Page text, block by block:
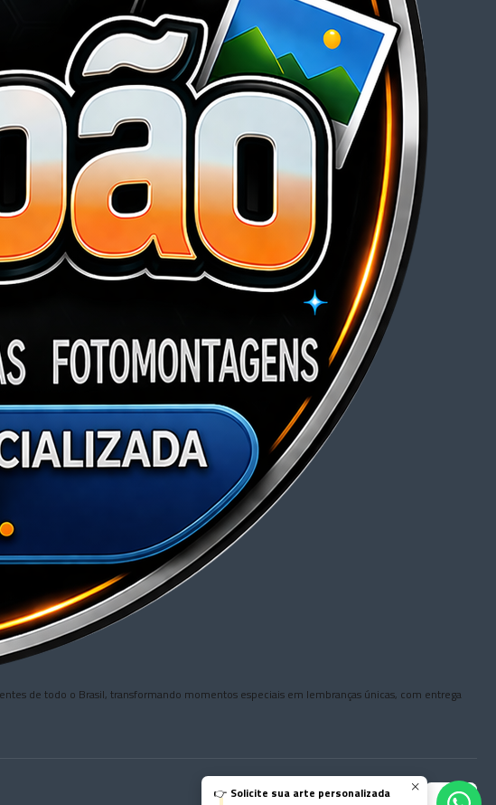
de todo o Brasil, transformando momentos especiais em lembranças únicas, com entrega
👉 Solicite sua arte personalizada